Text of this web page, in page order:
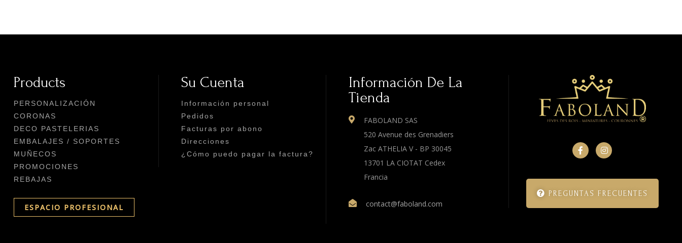
Products
PERSONALIZACIÓN
CORONAS
DECO PASTELERIAS
EMBALAJES / SOPORTES
MUÑECOS
PROMOCIONES
REBAJAS
ESPACIO PROFESIONAL
Su Cuenta
Información personal
Pedidos
Facturas por abono
Direcciones
¿Cómo puedo pagar la factura?
Información De La
Tienda
FABOLAND SAS
520 Avenue des Grenadiers
Zac ATHELIA V - BP 30045
13701 LA CIOTAT Cedex
Francia
contact@faboland.com
PREGUNTAS FRECUENTES